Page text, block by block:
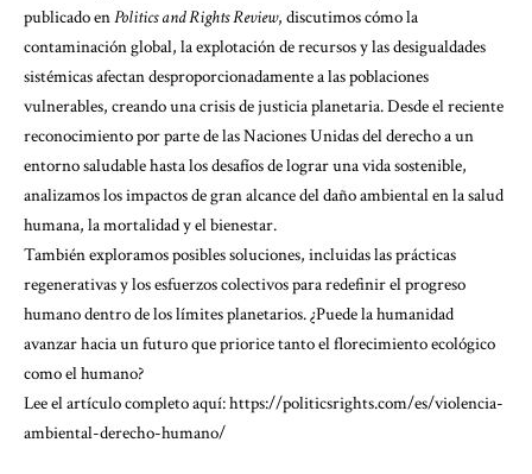
publicado enPolitics and Rights Review, discutimos cómo la
contaminación global, la explotación de recursos y las desigualdades
sistémicas afectan desproporcionadamente a las poblaciones
vulnerables, creando una crisis de justicia planetaria. Desde el reciente
reconocimiento por parte de las Naciones Unidas del derecho a un
entorno saludable hasta los desafíos de lograr una vida sostenible,
analizamos los impactos de gran alcance del daño ambiental en la salud
humana, la mortalidad y el bienestar.
También exploramos posibles soluciones, incluidas las prácticas
regenerativas y los esfuerzos colectivos para redefinir el progreso
humano dentro de los límites planetarios. ¿Puede la humanidad
avanzar hacia un futuro que priorice tanto el florecimiento ecológico
como el humano?
Lee el artículo completo aquí:https://politicsrights.com/es/violencia-
ambiental-derecho-humano/